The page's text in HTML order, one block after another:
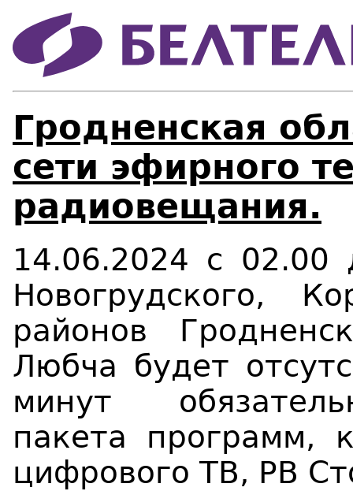
Гродненская
сети эфирного
радиовещания.
14.06.2024 с 02.00
Новогрудского,
районов
Любча будет
минут
пакета программ,
цифрового ТВ, РВ